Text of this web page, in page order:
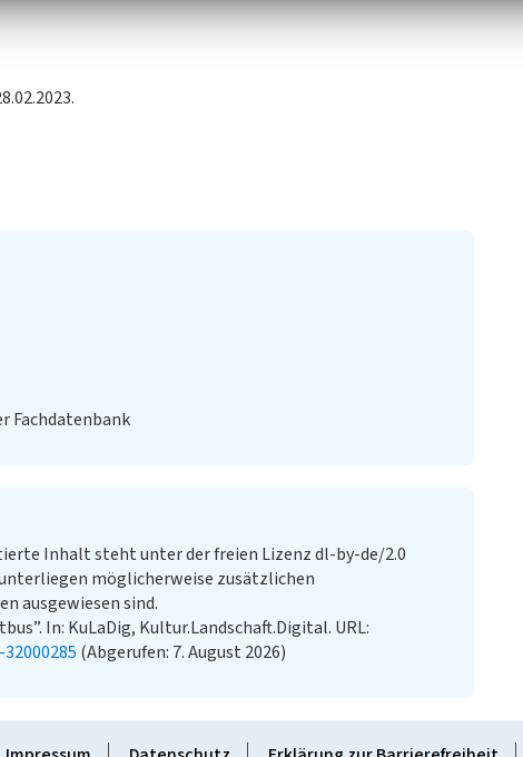
Fachdatenbank
Inhalt steht unter der freien Lizenz dl-by-de/2.0
möglicherweise zusätzlichen
ausgewiesen sind.
In: KuLaDig, Kultur.Landschaft.Digital. URL:
(Abgerufen: 7. August 2026)